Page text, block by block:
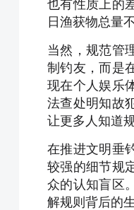
也有性质上的
日渔获物总量
当然，规范管
制钓友，而是
现在个人娱乐
法查处明知故
让更多人知道
在推进文明垂
较强的细节规
众的认知盲区
解规则背后的